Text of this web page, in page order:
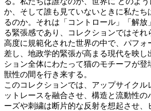
か、そして誰も見ていないときに私たち
るのか。それは「コントロール」「解放
る緊張感であり、コレクションではそれ
高度に規範化された世界の中で、パフォ
差し、地政学的緊張が高まる現代を映し
ション全体にわたって猫のモチーフが登
獣性の間を行き来する。
このコレクションでは、アップサイクル
ットレースを融合させ、構造と流動性の
ーズや刺繍は断片的な反射を想起させ、